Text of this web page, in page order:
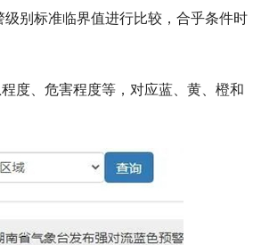
别标准临界值进行比较，合乎条件时
度、危害程度等，对应蓝、黄、橙和